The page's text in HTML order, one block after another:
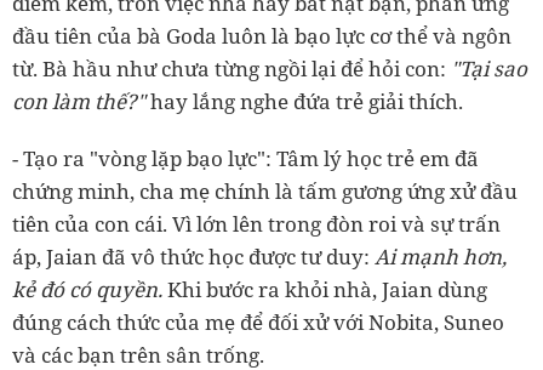
đầu tiên của bà Goda luôn là bạo lực cơ thể và ngôn
từ. Bà hầu như chưa từng ngồi lại để hỏi con: "Tại sao
con làm thế?"hay lắng nghe đứa trẻ giải thích.
- Tạo ra "vòng lặp bạo lực": Tâm lý học trẻ em đã
chứng minh, cha mẹ chính là tấm gương ứng xử đầu
tiên của con cái. Vì lớn lên trong đòn roi và sự trấn
áp, Jaian đã vô thức học được tư duy: Ai mạnh hơn,
kẻ đó có quyền.Khi bước ra khỏi nhà, Jaian dùng
đúng cách thức của mẹ để đối xử với Nobita, Suneo
và các bạn trên sân trống.